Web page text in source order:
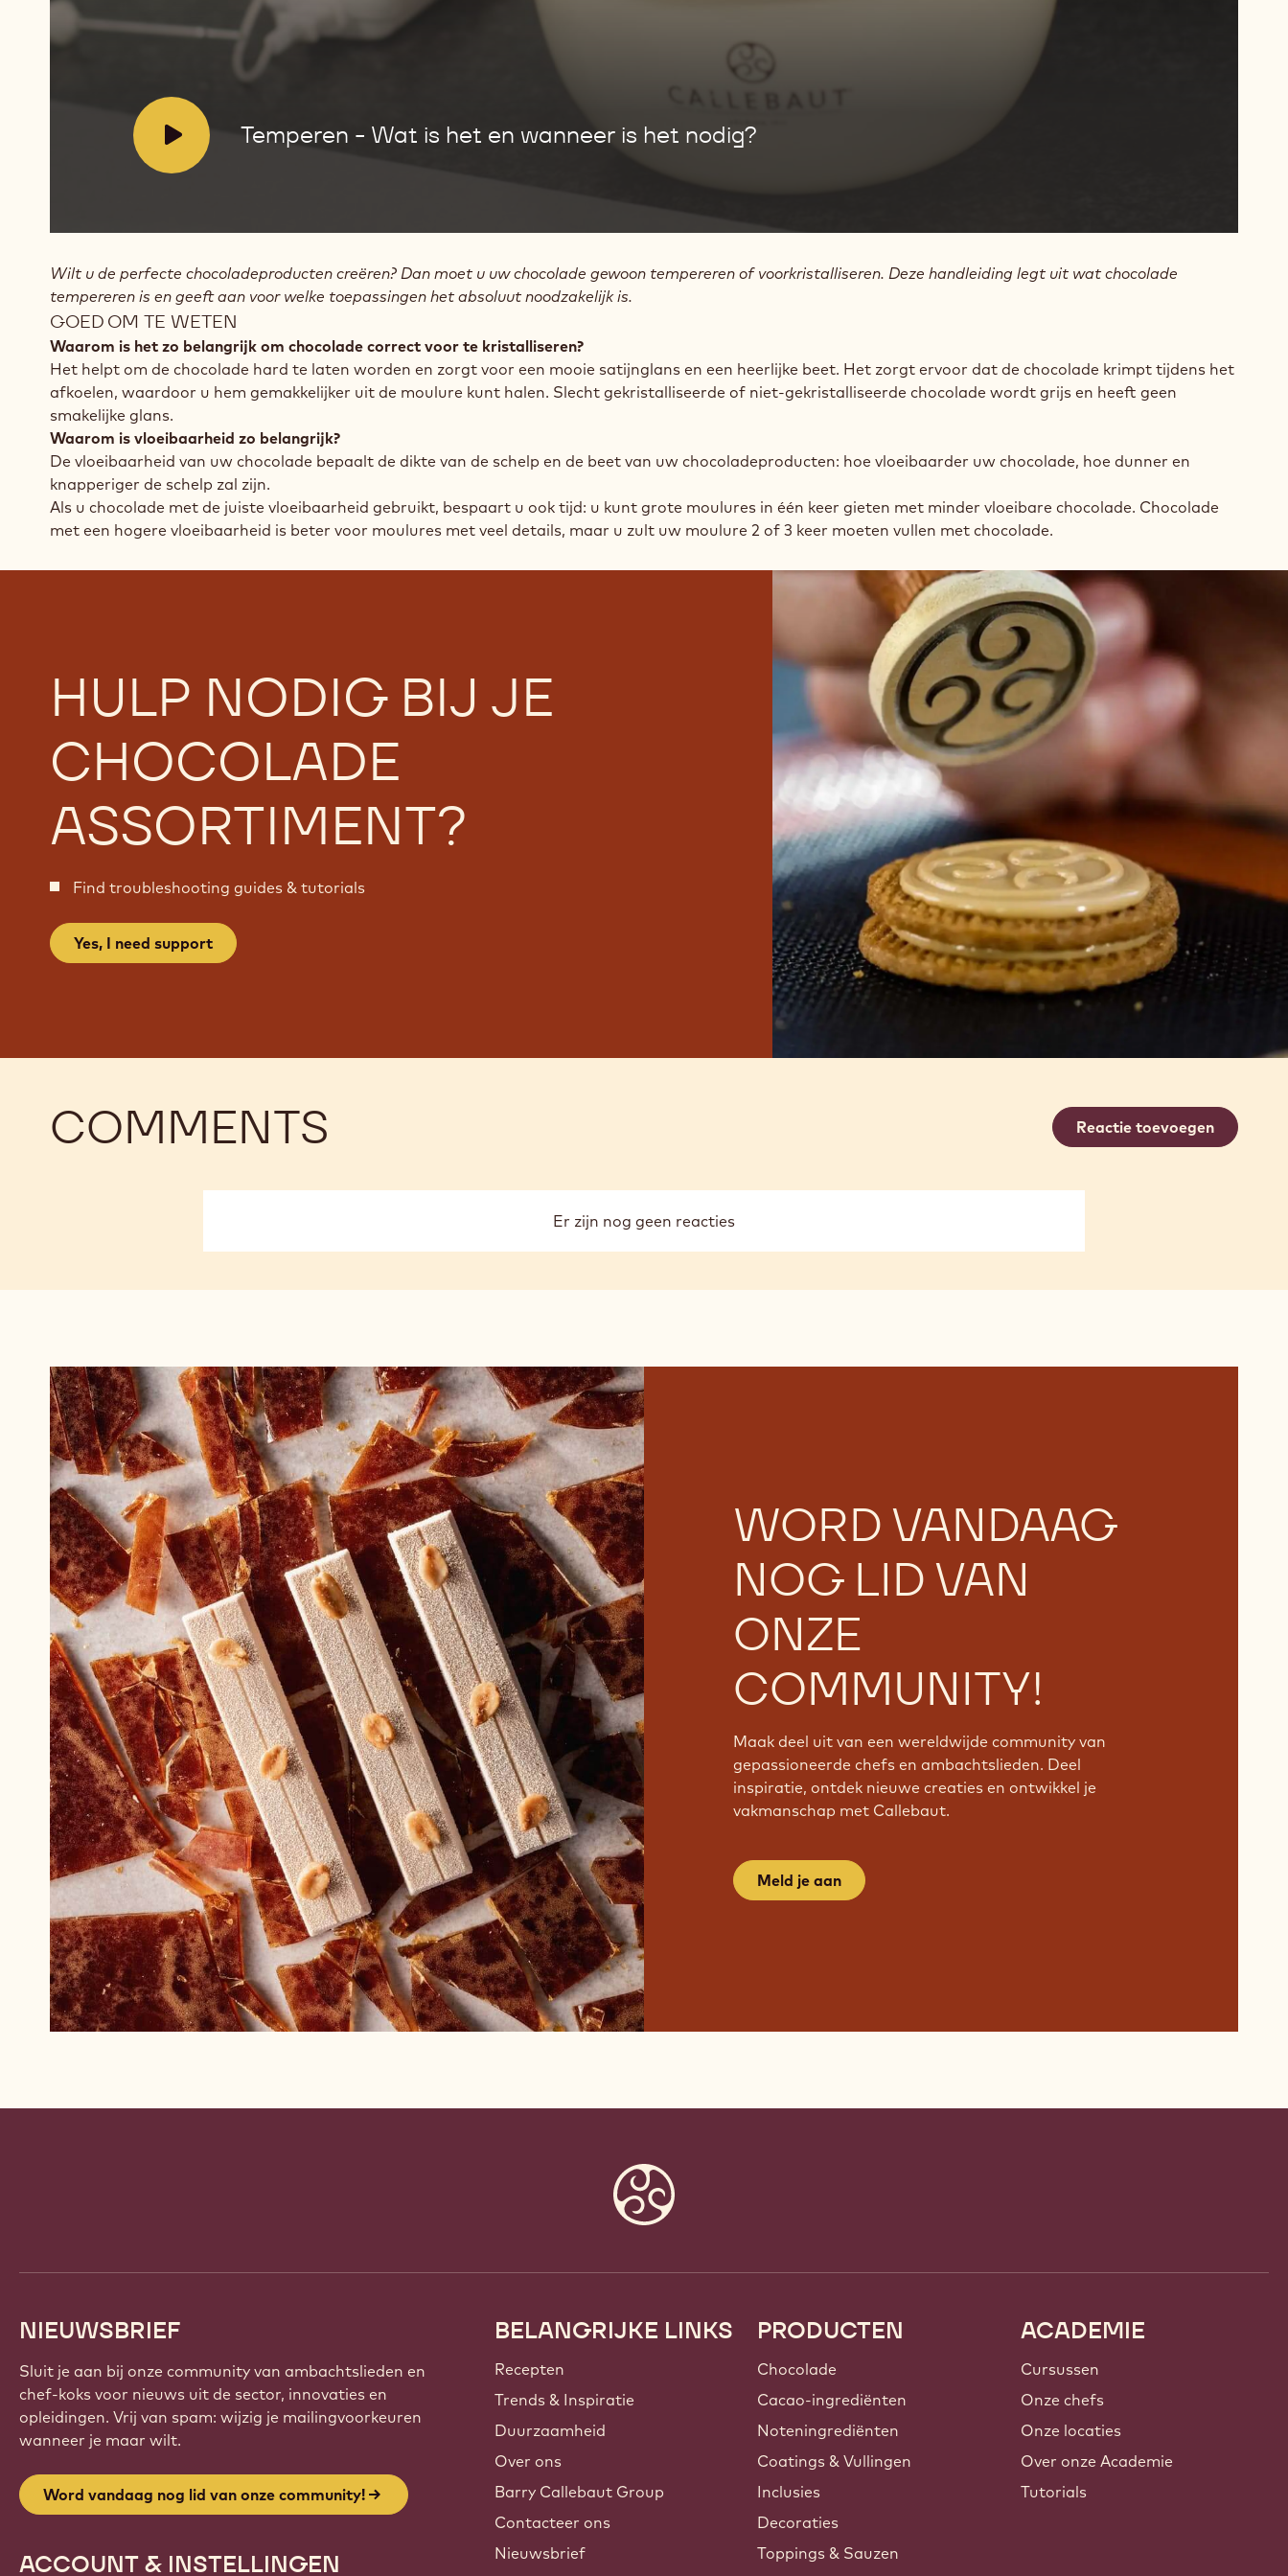
V
o
:
Temperen - Wat is het en wanneer is het nodig?
het
wanneer
Wilt u de perfecte chocoladeproducten creëren? Dan moet u uw chocolade gewoon tempereren of voorkristalliseren. Deze handleiding legt uit wat chocolade
tempereren is en geeft aan voor welke toepassingen het absoluut noodzakelijk is.
GOED OM TE WETEN
Waarom is het zo belangrijk om chocolade correct voor te kristalliseren?
Het helpt om de chocolade hard te laten worden en zorgt voor een mooie satijnglans en een heerlijke beet. Het zorgt ervoor dat de chocolade krimpt tijdens het
afkoelen, waardoor u hem gemakkelijker uit de moulure kunt halen. Slecht gekristalliseerde of niet-gekristalliseerde chocolade wordt grijs en heeft geen
smakelijke glans.
Waarom is vloeibaarheid zo belangrijk?
De vloeibaarheid van uw chocolade bepaalt de dikte van de schelp en de beet van uw chocoladeproducten: hoe vloeibaarder uw chocolade, hoe dunner en
knapperiger de schelp zal zijn.
Als u chocolade met de juiste vloeibaarheid gebruikt, bespaart u ook tijd: u kunt grote moulures in één keer gieten met minder vloeibare chocolade. Chocolade
met een hogere vloeibaarheid is beter voor moulures met veel details, maar u zult uw moulure 2 of 3 keer moeten vullen met chocolade.
HULP NODIG BIJ JE
CHOCOLADE
ASSORTIMENT?
Find troubleshooting guides & tutorials
Yes, I need support
COMMENTS Reactie toevoegen
Er zijn nog geen reacties
WORD VANDAAG
NOG LID VAN
ONZE
COMMUNITY!
Maak deel uit van een wereldwijde community van
gepassioneerde chefs en ambachtslieden. Deel
inspiratie, ontdek nieuwe creaties en ontwikkel je
vakmanschap met Callebaut.
Meld je aan
NIEUWSBRIEF
Sluit je aan bij onze community van ambachtslieden en
chef-koks voor nieuws uit de sector, innovaties en
opleidingen. Vrij van spam: wijzig je mailingvoorkeuren
wanneer je maar wilt.
Word vandaag nog lid van onze community!
ACCOUNT & INSTELLINGEN
Footer
Callebaut
BELANGRIJKE LINKS
Recepten
Trends & Inspiratie
Duurzaamheid
Over ons
Barry Callebaut Group
Contacteer ons
Nieuwsbrief
PRODUCTEN
Chocolade
Cacao-ingrediënten
Noteningrediënten
Coatings & Vullingen
Inclusies
Decoraties
Toppings & Sauzen
ACADEMIE
Cursussen
Onze chefs
Onze locaties
Over onze Academie
Tutorials